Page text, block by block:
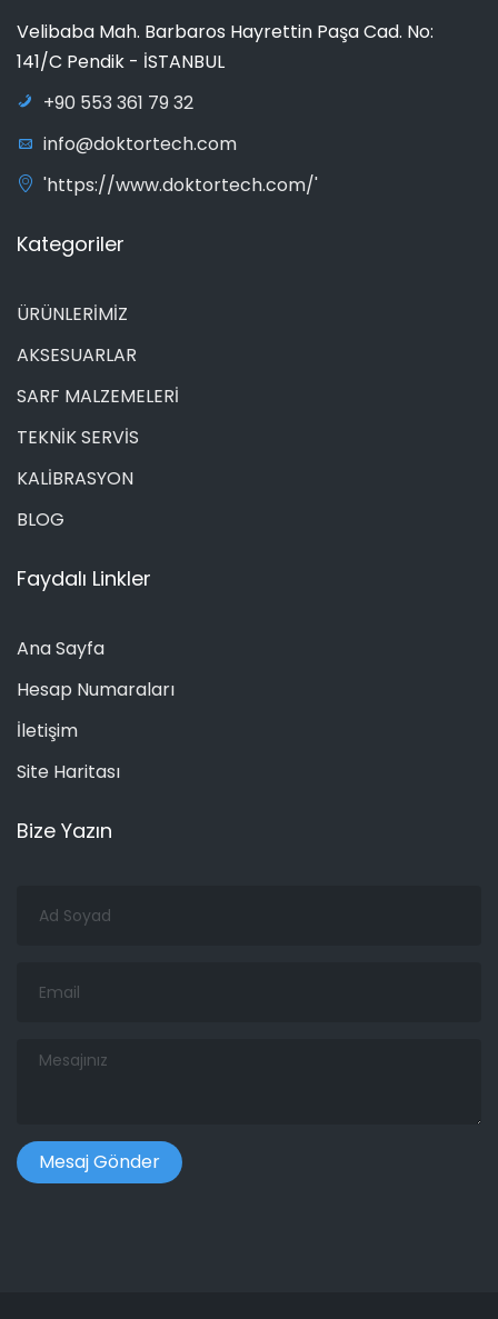
Velibaba Mah. Barbaros Hayrettin Paşa Cad. No:
141/C Pendik - İSTANBUL
+90 553 361 79 32
info@doktortech.com
'https://www.doktortech.com/'
Kategoriler
ÜRÜNLERİMİZ
AKSESUARLAR
SARF MALZEMELERİ
TEKNİK SERVİS
KALİBRASYON
BLOG
Faydalı Linkler
Ana Sayfa
Hesap Numaraları
İletişim
Site Haritası
Bize Yazın
Soyad
Mesajınız